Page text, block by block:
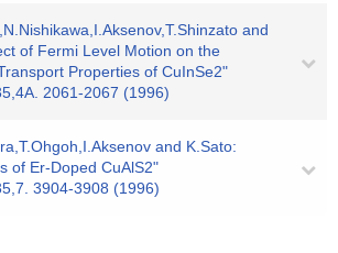
and
of Fermi Level Motion on the
Properties of CuInSe2"
2061-2067 (1996)
and K.Sato:
of Er-Doped CuAlS2"
3904-3908 (1996)